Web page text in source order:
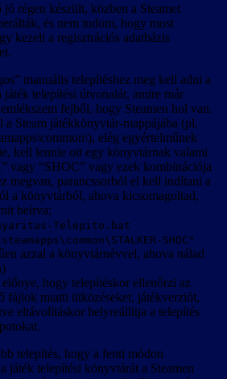
régen készült, közben a Steamet
és nem tudom, hogy most
kezeli a regisztrációs adatbázis
manuális telepítéshez meg kell adni a
játék telepítési útvonalát, amire már
fejből, hogy Steamen hol van.
a Steam játékkönyvtár-mappájába (pl.
elég egyértelműnek
kell lennie ott egy könyvtárnak valami
vagy “SHOC” vagy ezek kombinációja
megvan, parancssorból el kell indítani a
a könyvtárból, ahova kicsomagoltad,
beírva:
Telepito.bat
SHOC"
azzal a könyvtárnévvel, ahova nálad
előnye, hogy telepítéskor ellenőrzi az
fájlok miatti ütközéseket, játékverziót,
eltávolításkor helyreállítja a telepítés
telepítés, hogy a fenti módon
játék telepítési könyvtárát a Steamen